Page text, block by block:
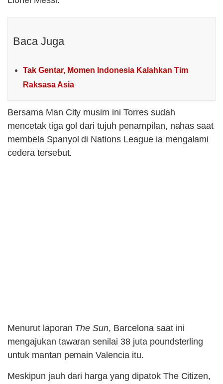
Baca Juga
Tak Gentar, Momen Indonesia Kalahkan Tim
Raksasa Asia
Bersama Man City musim ini Torres sudah
mencetak tiga gol dari tujuh penampilan, nahas saat
membela Spanyol di Nations League ia mengalami
cedera tersebut.
Menurut laporan The Sun, Barcelona saat ini
mengajukan tawaran senilai 38 juta poundsterling
untuk mantan pemain Valencia itu.
Meskipun jauh dari harga yang dipatok The Citizen,